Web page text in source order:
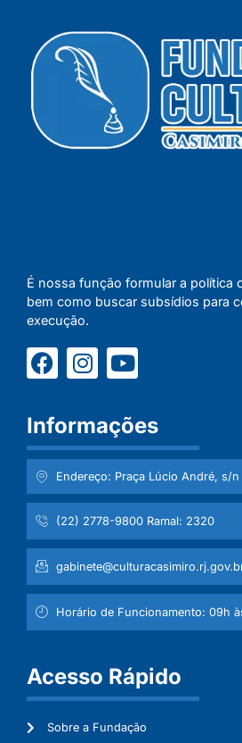
É nossa função formular a política
bem como buscar subsídios para
execução.
Informações
Endereço: Praça Lúcio André, s/n
(22) 2778-9800 Ramal: 2320
Horário de Funcionamento: 09h
Acesso Rápido
Sobre a Fundação